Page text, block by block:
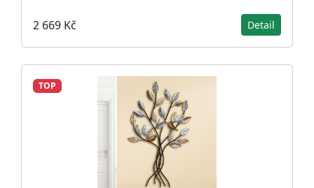
2 669 Kč Detail
TOP